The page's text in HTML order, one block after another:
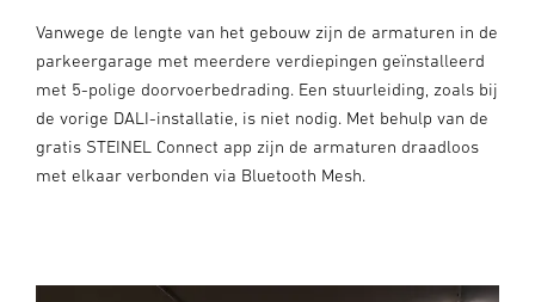
Vanwege de lengte van het gebouw zijn de armaturen in de
parkeergarage met meerdere verdiepingen geïnstalleerd
met 5-polige doorvoerbedrading. Een stuurleiding, zoals bij
de vorige DALI-installatie, is niet nodig. Met behulp van de
gratis STEINEL Connect app zijn de armaturen draadloos
met elkaar verbonden via Bluetooth Mesh.